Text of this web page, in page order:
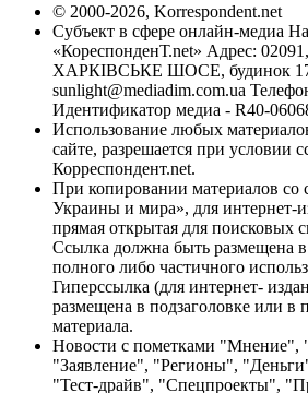
© 2000-2026, Korrespondent.net
Субъект в сфере онлайн-медиа
«КореспонденТ.net» Адрес:
ХАРКІВСЬКЕ ШОСЕ, будинок
sunlight@mediadim.com.ua
Идентификатор медиа - R40-
Использование любых
сайте, разрешается при условии
Корреспондент.net.
При копировании материалов со
Украины и мира», для интернет-
прямая открытая для поисковых
Ссылка должна быть размещена
полного либо частичного
Гиперссылка (для интернет-
размещена в подзаголовке или в
материала.
Новости с пометками "Мнение",
"Заявление", "Регионы",
"Тест-драйв", "Спецпроекты",